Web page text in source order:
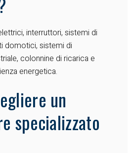
interruttori, sistemi di
domotici, sistemi di
colonnine di ricarica e
energetica.
un
specializzato